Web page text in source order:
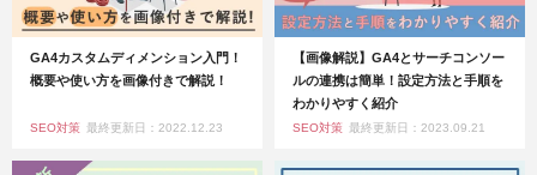
GA4カスタムディメンション入門！
概要や使い方を画像付きで解説！
SEO対策 最終更新日：2022.12.23
【画像解説】GA4とサーチコンソー
ルの連携は簡単！設定方法と手順を
わかりやすく紹介
SEO対策 最終更新日：2023.09.21